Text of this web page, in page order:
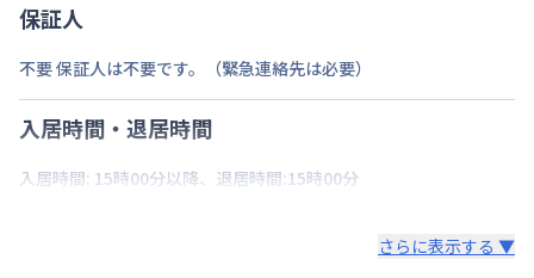
保証人
不要 保証人は不要です。（緊急連絡先は必要）
入居時間・退居時間
入居時間: 15時00分以降、退居時間:15時00分
さらに表示する ▼